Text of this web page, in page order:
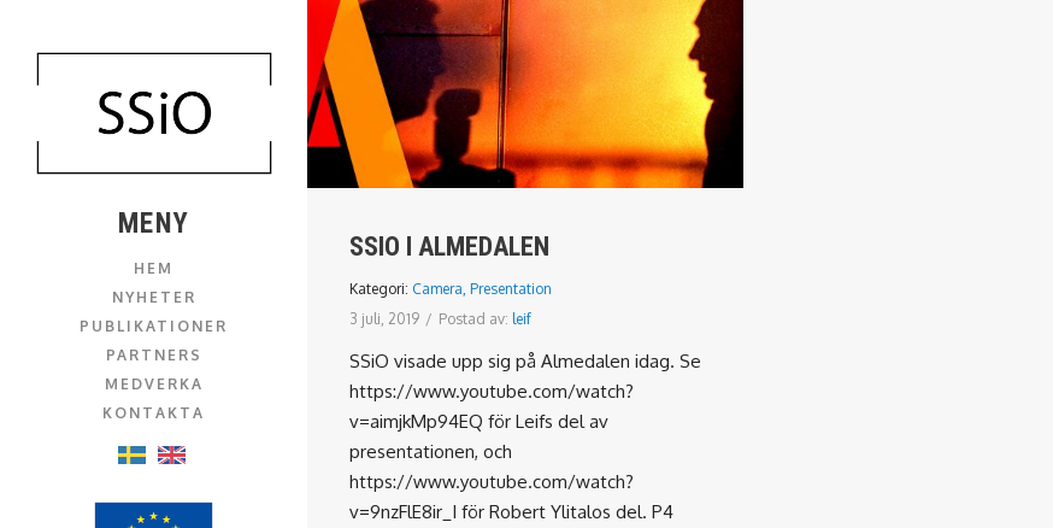
MENY
HEM
NYHETER
PUBLIKATIONER
PARTNERS
MEDVERKA
KONTAKTA
SSIO I ALMEDALEN
Kategori: Camera, Presentation
3 juli, 2019 / Postad av: leif
SSiO visade upp sig på Almedalen idag. Se
https://www.youtube.com/watch?
v=aimjkMp94EQ för Leifs del av
presentationen, och
https://www.youtube.com/watch?
v=9nzFlE8ir_I för Robert Ylitalos del. P4